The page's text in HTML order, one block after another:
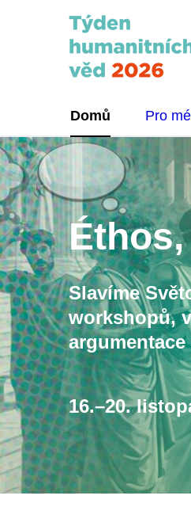
Domů Pro
Slavíme
workshopů,
16.–20.